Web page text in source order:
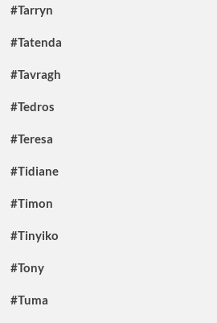
#Tarryn
#Tatenda
#Tavragh
#Tedros
#Teresa
#Tidiane
#Timon
#Tinyiko
#Tony
#Tuma